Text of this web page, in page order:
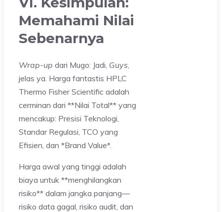
Memahami Nilai
Sebenarnya
Wrap-up dari Mugo: Jadi, Guys
jelas ya. Harga fantastis HPLC
Thermo Fisher Scientific adalah
cerminan dari **Nilai Total** yang
mencakup: Presisi Teknologi,
Standar Regulasi, TCO yang
Efisien, dan *Brand Value*.
Harga awal yang tinggi adalah
biaya untuk **menghilangkan
risiko** dalam jangka panjang—
risiko data gagal, risiko audit, dan